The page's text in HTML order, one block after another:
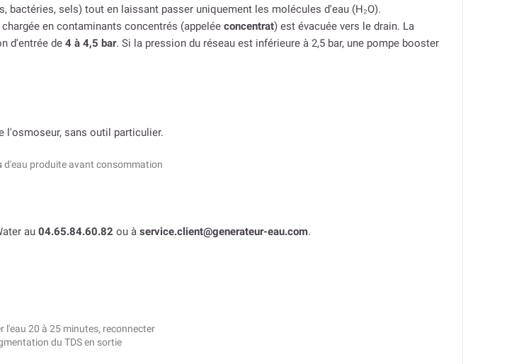
sels) tout en laissant passer uniquement les molécules d'eau (H₂O).
en contaminants concentrés (appelée concentrat) est évacuée vers le drain. La
d'entrée de 4 à 4,5 bar. Si la pression du réseau est inférieure à 2,5 bar, une pompe booster
l'osmoseur, sans outil particulier.
d'eau produite avant consommation
au 04.65.84.60.82 ou à service.client@generateur-eau.com.
l'eau 20 à 25 minutes, reconnecter
du TDS en sortie